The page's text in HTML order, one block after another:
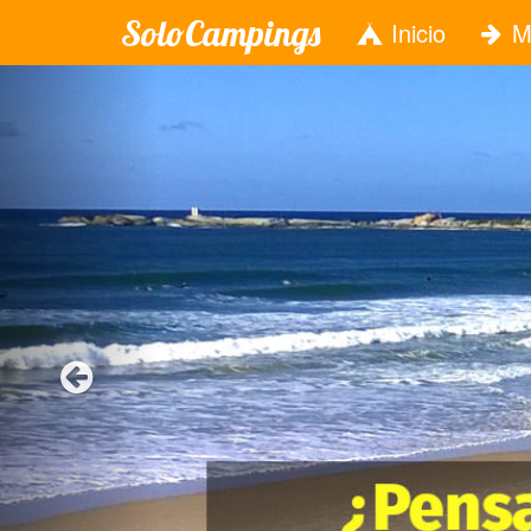
SoloCampings Inicio